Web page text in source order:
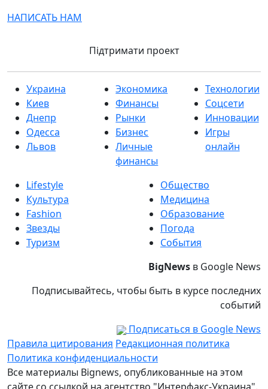
НАПИСАТЬ НАМ
Підтримати проект
Украина
Киев
Днепр
Одесса
Львов
Экономика
Финансы
Рынки
Бизнес
Личные
финансы
Технологии
Соцсети
Инновации
Игры
онлайн
Lifestyle
Культура
Fashion
Звезды
Туризм
Общество
Медицина
Образование
Погода
События
BigNews в Google News
Подписывайтесь, чтобы быть в курсе последних
событий
Подписаться в Google News
Правила цитирования Редакционная политика
Политика конфиденциальности
Все материалы Bignews, опубликованные на этом